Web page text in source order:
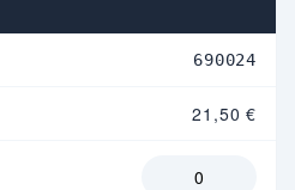
690024
21,50 €